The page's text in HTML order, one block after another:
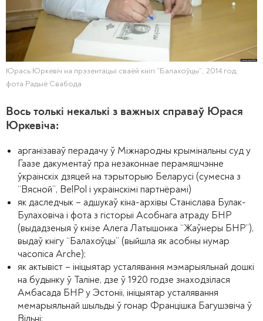
Юрась Юркевіч на прэзентацыі сваёй кнігі “Балахоўцы”, 2014 год,
фота Радыё Свабода
Вось толькі некалькі з важных справаў Юрася
Юркевіча:
арганізаваў перадачу ў Міжнародны крымінальны суд у
Гаазе дакументаў пра незаконнае перамяшчэнне
ўкраінскіх дзяцей на тэрыторыю Беларусі (сумесна з
“Вясной”, BelPol і украінскімі партнёрамі)
як даследчык – адшукаў кіна-архівы Станіслава Булак-
Булаховіча і фота з гісторыі Асобнага атраду БНР
(выдадзеныя ў кнізе Алега Латышонка “Жаўнеры БНР”),
выдаў кнігу “Балахоўцы” (выйшла як асобны нумар
часопіса Arche);
як актывіст – ініцыятар усталявання мэмарыяльнай дошкі
на будынку ў Таліне, дзе ў 1920 годзе знаходзілася
Амбасада БНР у Эстоніі, ініцыятар усталявання
мемарыяльнай шыльды ў гонар Францішка Багушэвіча ў
Вільні;